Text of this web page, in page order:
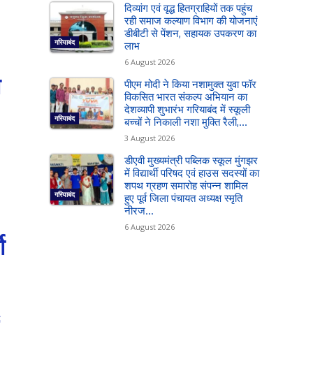
गरियाबंद
दिव्यांग एवं वृद्ध हितग्राहियों तक पहुंच
रही समाज कल्याण विभाग की योजनाएं
डीबीटी से पेंशन, सहायक उपकरण का
लाभ
6 August 2026
गरियाबंद
पीएम मोदी ने किया नशामुक्त युवा फॉर
विकसित भारत संकल्प अभियान का
देशव्यापी शुभारंभ गरियाबंद में स्कूली
बच्चों ने निकाली नशा मुक्ति रैली,...
3 August 2026
गरियाबंद
डीएवी मुख्यमंत्री पब्लिक स्कूल मुंगझर
में विद्यार्थी परिषद एवं हाउस सदस्यों का
शपथ ग्रहण समारोह संपन्न शामिल
हुए पूर्व जिला पंचायत अध्यक्ष स्मृति
नीरज...
6 August 2026